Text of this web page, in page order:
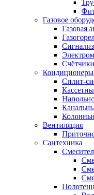
Газовое
Газовая
Счётчики
Кондиционеры
Сплит-
Вентиляция
Сантехника